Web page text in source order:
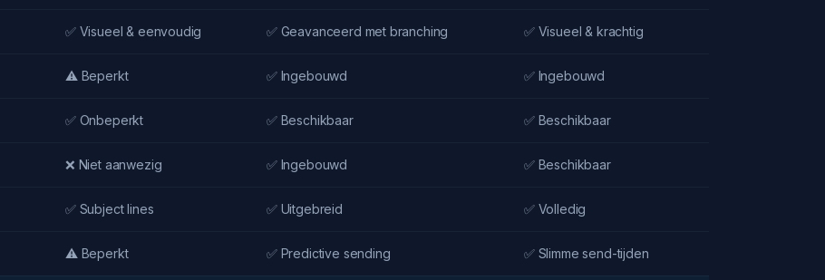
✅ Visueel & eenvoudig ✅ Geavanceerd met branching ✅ Visueel & krachtig
⚠️ Beperkt ✅ Ingebouwd ✅ Ingebouwd
✅ Onbeperkt ✅ Beschikbaar ✅ Beschikbaar
❌ Niet aanwezig ✅ Ingebouwd ✅ Beschikbaar
✅ Subject lines ✅ Uitgebreid ✅ Volledig
⚠️ Beperkt ✅ Predictive sending ✅ Slimme send-tijden